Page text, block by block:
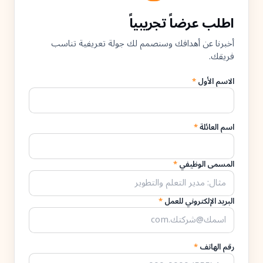
اطلب عرضاً تجريبياً
أخبرنا عن أهدافك وسنصمم لك جولة تعريفية تناسب
فريقك.
الاسم الأول*
اسم العائلة*
المسمى الوظيفي*
البريد الإلكتروني للعمل*
رقم الهاتف*